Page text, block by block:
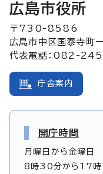
広島市役所
〒730-8586
広島市中区国泰寺町
代表電話：082-
庁舎案内
開庁時間
月曜日から金曜日
8時30分から17時